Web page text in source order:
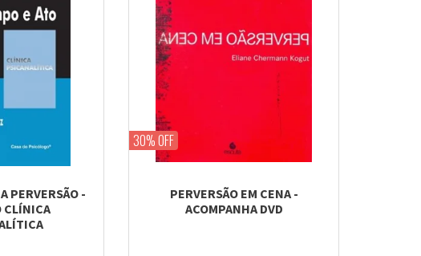
PERVERSÃO -
CLÍNICA
30% OFF
PERVERSÃO EM CENA -
ACOMPANHA DVD